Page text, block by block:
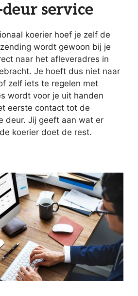
service
koerier hoef je zelf de
wordt gewoon bij je
naar het afleveradres in
Je hoeft dus niet naar
zelf iets te regelen met
wordt voor je uit handen
eerste contact tot de
deur. Jij geeft aan wat er
koerier doet de rest.